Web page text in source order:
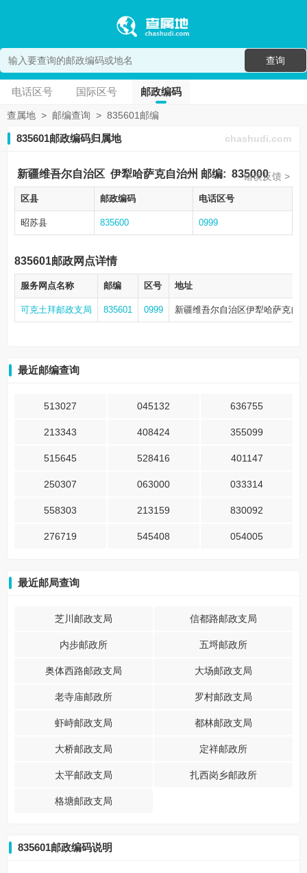
查询
电话区号 国际区号 邮政编码
查属地 > 邮编查询 > 835601邮编
835601邮政编码归属地 chashudi.com
新疆维吾尔自治区 伊犁哈萨克自治州 邮编: 835000
错误反馈 >
区县 邮政编码 电话区号
昭苏县 835600 0999
835601邮政网点详情
服务网点名称 邮编 区号 地址
可克土拜邮政支局 835601 0999 新疆维吾尔自治区伊犁哈萨克自
最近邮编查询
513027 045132 636755
213343 408424 355099
515645 528416 401147
250307 063000 033314
558303 213159 830092
276719 545408 054005
最近邮局查询
芝川邮政支局 信都路邮政支局
内步邮政所 五埒邮政所
奥体西路邮政支局 大场邮政支局
老寺庙邮政所 罗村邮政支局
虾峙邮政支局 都林邮政支局
大桥邮政支局 定祥邮政所
太平邮政支局 扎西岗乡邮政所
格塘邮政支局
835601邮政编码说明